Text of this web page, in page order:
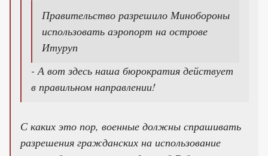
Правительство разрешило Минобороны
использовать аэропорт на острове
Итуруп
- А вот здесь наша бюрократия действует
в правильном направлении!
С каких это пор, военные должны спрашивать
разрешения гражданских на использование